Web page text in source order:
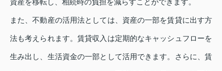
資産を移転し、相続時の負担を減らすことができます。
また、不動産の活用法としては、資産の一部を賃貸に出す方
法も考えられます。賃貸収入は定期的なキャッシュフローを
生み出し、生活資金の一部として活用できます。さらに、賃